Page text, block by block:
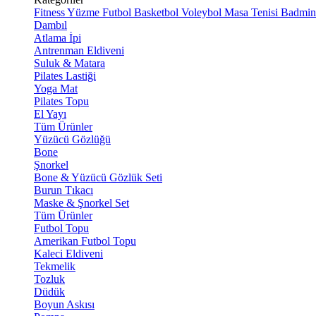
FitnessYüzme Futbol Basketbol Voleybol Masa Tenisi
Dambıl
Atlama İpi
Antrenman Eldiveni
Suluk & Matara
Pilates Lastiği
Yoga Mat
Pilates Topu
El Yayı
Tüm Ürünler
Yüzücü Gözlüğü
Bone
Şnorkel
Bone & Yüzücü Gözlük Seti
Burun Tıkacı
Maske & Şnorkel Set
Tüm Ürünler
Futbol Topu
Amerikan Futbol Topu
Kaleci Eldiveni
Tekmelik
Tozluk
Düdük
Boyun Askısı